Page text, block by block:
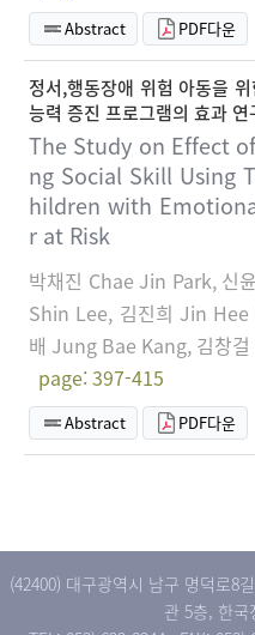
Abstract PDF다운
정서,행동장애 위험 아동을
능력 증진 프로그램의 효과 연
The Study on Effect
ng Social Skill Using
hildren with
r at Risk
박채진 Chae Jin Park, 신
Shin Lee, 김진희 Jin
배 Jung Bae Kang, 김창
page: 397-415
Abstract PDF다운
(42400) 대구광역시 남구 명덕로8
관 5층, 한국